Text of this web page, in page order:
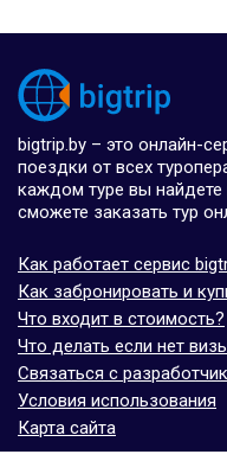
bigtrip.by – это онлайн-
поездки от всех
каждом туре вы
сможете заказать тур
Как работает сервис
Как забронировать и
Что входит в стоимость?
Что делать если нет
Связаться с
Условия использования
Карта сайта